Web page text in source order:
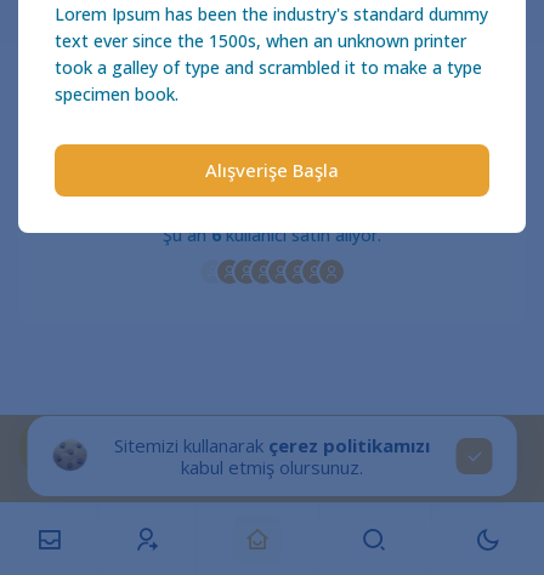
₺ 30 ONAYLA
Şu an6kullanıcı satın alıyor.
Sitemizi kullanarak çerez politikamızı
kabul etmiş olursunuz.
Lorem Ipsum has been the industry's standard dummy
text ever since the 1500s, when an unknown printer
took a galley of type and scrambled it to make a type
specimen book.
Alışverişe Başla